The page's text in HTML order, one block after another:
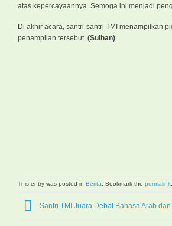
atas kepercayaannya. Semoga ini menjadi
Di akhir acara, santri-santri TMI menampilkan
penampilan tersebut. (Sulhan)
This entry was posted in Berita . Bookmark the permalink
Santri TMI Juara Debat Bahasa Arab